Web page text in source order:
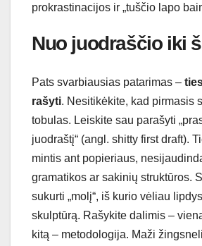
prokrastinacijos ir „tuščio lapo
Nuo juodraščio iki
Pats svarbiausias patarimas –
rašyti. Nesitikėkite, kad pirmasis
tobulas. Leiskite sau parašyti
juodraštį“ (angl. shitty first draft).
mintis ant popieriaus,
gramatikos ar sakinių struktūros.
sukurti „molį“, iš kurio vėliau
skulptūrą. Rašykite dalimis –
kitą – metodologija. Maži